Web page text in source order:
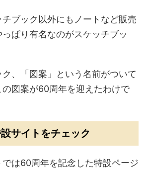
ブック以外にもノートなど販売
ぱり有名なのがスケッチブッ
、「図案」という名前がついて
図案が60周年を迎えたわけで
サイトをチェック
は60周年を記念した特設ページ